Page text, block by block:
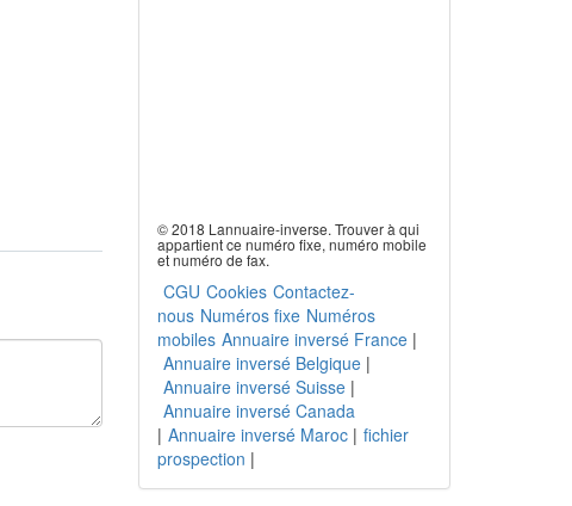
© 2018 Lannuaire-inverse. Trouver à qui
appartient ce numéro fixe, numéro mobile
et numéro de fax.
CGU Cookies Contactez-
nous Numéros fixe Numéros
mobiles Annuaire inversé France|
Annuaire inversé Belgique|
Annuaire inversé Suisse|
Annuaire inversé Canada
| Annuaire inversé Maroc| fichier
prospection |